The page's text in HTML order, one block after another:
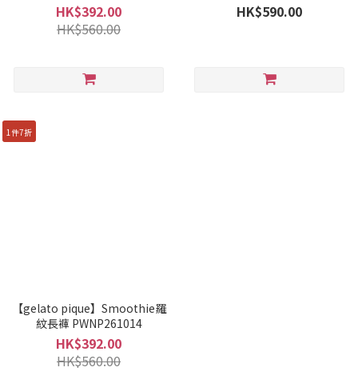
HK$392.00
HK$560.00
HK$590.00
1件7折
【gelato pique】Smoothie羅
紋長褲 PWNP261014
HK$392.00
HK$560.00